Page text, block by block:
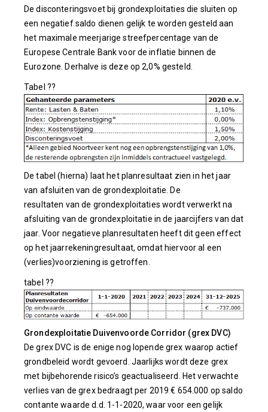
De disconteringsvoet bij grondexploitaties die sluiten op
een negatief saldo dienen gelijk te worden gesteld aan
het maximale meerjarige streefpercentage van de
Europese Centrale Bank voor de inflatie binnen de
Eurozone. Derhalve is deze op 2,0% gesteld.
Tabel ??
De tabel (hierna) laat het planresultaat zien in het jaar
van afsluiten van de grondexploitatie. De
resultaten van de grondexploitaties wordt verwerkt na
afsluiting van de grondexploitatie in de jaarcijfers van dat
jaar. Voor negatieve planresultaten heeft dit geen effect
op het jaarrekeningresultaat, omdat hiervoor al een
(verlies)voorziening is getroffen.
tabel ??
Grondexploitatie Duivenvoorde Corridor (grex DVC)
De grex DVC is de enige nog lopende grex waarop actief
grondbeleid wordt gevoerd. Jaarlijks wordt deze grex
met bijbehorende risico’s geactualiseerd. Het verwachte
verlies van de grex bedraagt per 2019 € 654.000 op saldo
contante waarde d.d. 1-1-2020, waar voor een gelijk